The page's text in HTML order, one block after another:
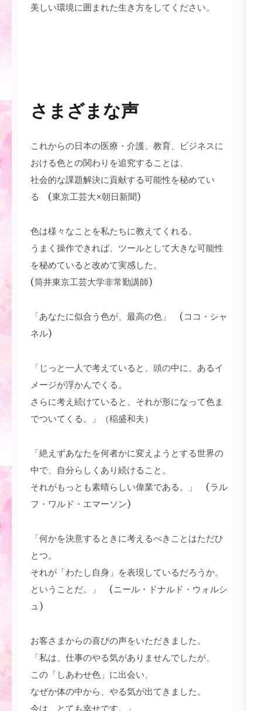
美しい環境に囲まれた生き方をしてください。
さまざまな声
これからの日本の医療・介護、教育、ビジネスに
おける色との関わりを追究することは、
社会的な課題解決に貢献する可能性を秘めてい
る (東京工芸大×朝日新聞)
色は様々なことを私たちに教えてくれる。
うまく操作できれば、ツールとして大きな可能性
を秘めていると改めて実感した。
(筒井東京工芸大学非常勤講師)
「あなたに似合う色が、最高の色」 (ココ・シャ
ネル)
「じっと一人で考えていると、頭の中に、あるイ
メージが浮かんでくる。
さらに考え続けていると、それが形になって色ま
でついてくる。」（稲盛和夫）
「絶えずあなたを何者かに変えようとする世界の
中で、自分らしくあり続けること。
それがもっとも素晴らしい偉業である。」 (ラル
フ・ワルド・エマーソン)
「何かを決意するときに考えるべきことはただひ
とつ。
それが「わたし自身」を表現しているだろうか。
ということだ。」 (ニール・ドナルド・ウォルシ
ュ)
お客さまからの喜びの声をいただきました。
「私は、仕事のやる気がありませんでしたが、
この「しあわせ色」に出会い、
なぜか体の中から、やる気が出てきました。
今は、とても幸せです。」